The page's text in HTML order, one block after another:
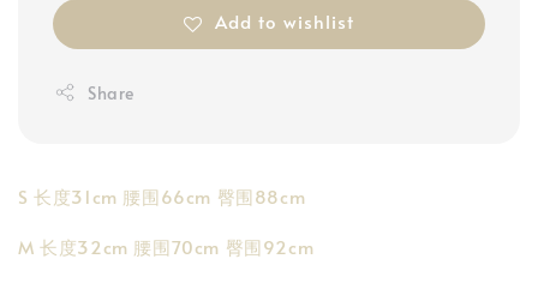
Add to wishlist
Share
S 长度31cm 腰围66cm 臀围88cm
M 长度32cm 腰围70cm 臀围92cm